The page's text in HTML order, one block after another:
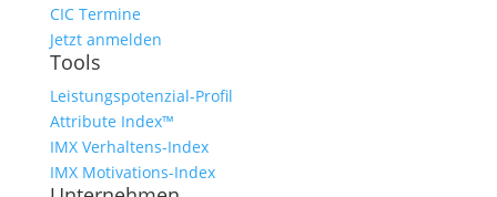
CIC Termine
Jetzt anmelden
Tools
Leistungspotenzial-Profil
Attribute Index™
IMX Verhaltens-Index
IMX Motivations-Index